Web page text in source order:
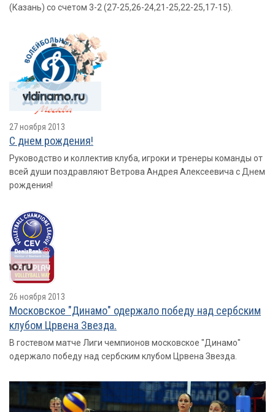
(Казань) со счетом 3-2 (27-25,26-24,21-25,22-25,17-15).
27 ноября 2013
С днем рождения!
Руководство и коллектив клуба, игроки и тренеры команды от
всей души поздравляют Ветрова Андрея Алексеевича с Днем
рождения!
26 ноября 2013
Московское "Динамо" одержало победу над сербским
клубом Црвена Звезда.
В гостевом матче Лиги чемпионов московское "Динамо"
одержало победу над сербским клубом Црвена Звезда.